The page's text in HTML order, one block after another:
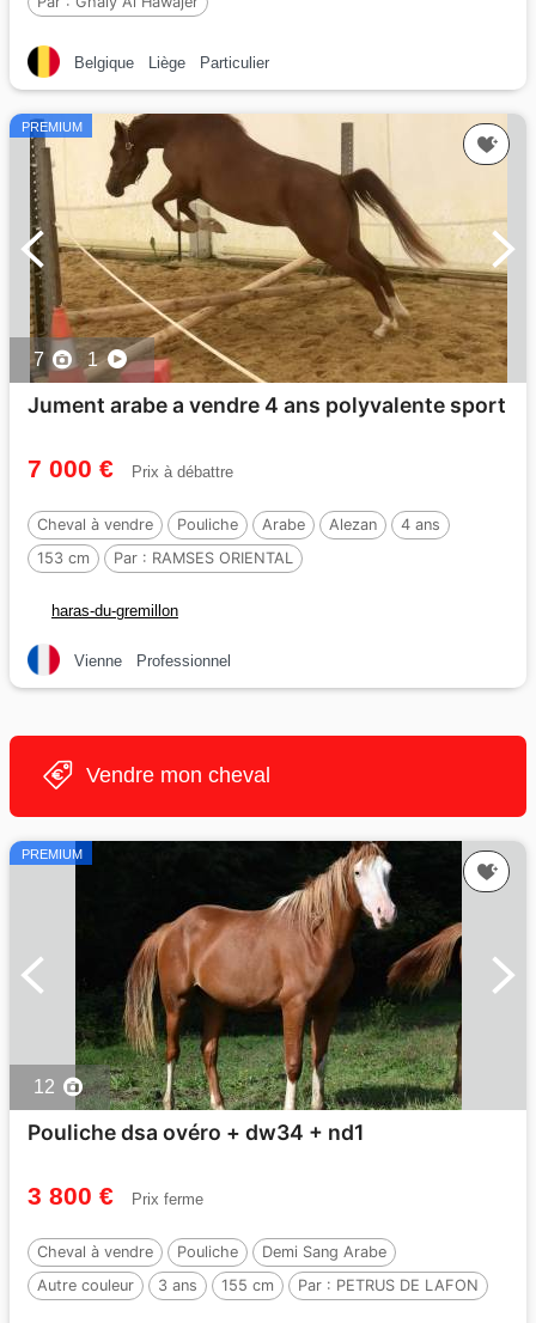
Belgique Liège Particulier
PREMIUM
7 1
Jument arabe a vendre 4 ans polyvalente sport
7 000 € Prix à débattre
Cheval à vendre Pouliche Arabe Alezan
4 ans
153 cm
Par : RAMSES ORIENTAL
haras-du-gremillon
Vienne Professionnel
Vendre mon cheval
PREMIUM
12
Pouliche dsa ovéro + dw34 + nd1
3 800 € Prix ferme
Cheval à vendre Pouliche
Demi Sang Arabe
Autre couleur
3 ans 155 cm Par : PETRUS DE LAFON